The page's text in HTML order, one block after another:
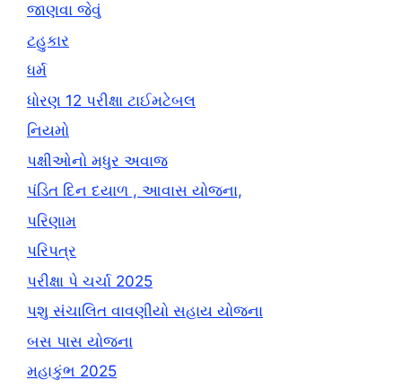
જાણવા જેવું
ટહુકાર
ધર્મ
ધોરણ 12 પરીક્ષા ટાઈમટેબલ
નિયમો
પક્ષીઓનો મધુર અવાજ
પંડિત દિન દયાળ , આવાસ યોજના,
પરિણામ
પરિપત્ર
પરીક્ષા પે ચર્ચા 2025
પશુ સંચાલિત વાવણીયો સહાય યોજના
બસ પાસ યોજના
મહાકુંભ 2025